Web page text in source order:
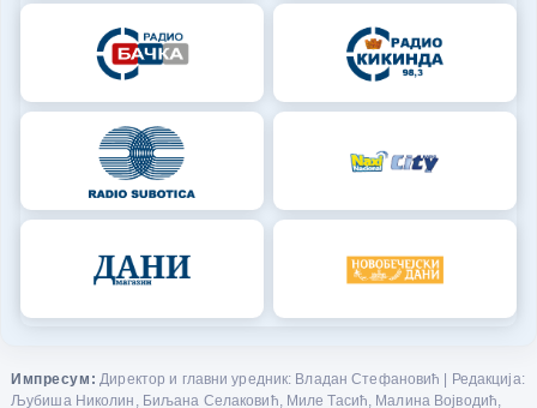
Импресум: Директор и главни уредник: Владан Стефановић | Редакција:
Љубиша Николин, Биљана Селаковић, Миле Тасић, Малина Војводић,